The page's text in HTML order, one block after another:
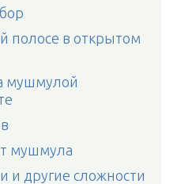
полосе в открытом
мушмулой
мушмула
и другие сложности